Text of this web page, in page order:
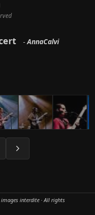
- AnnaCalvi
interdite · All rights